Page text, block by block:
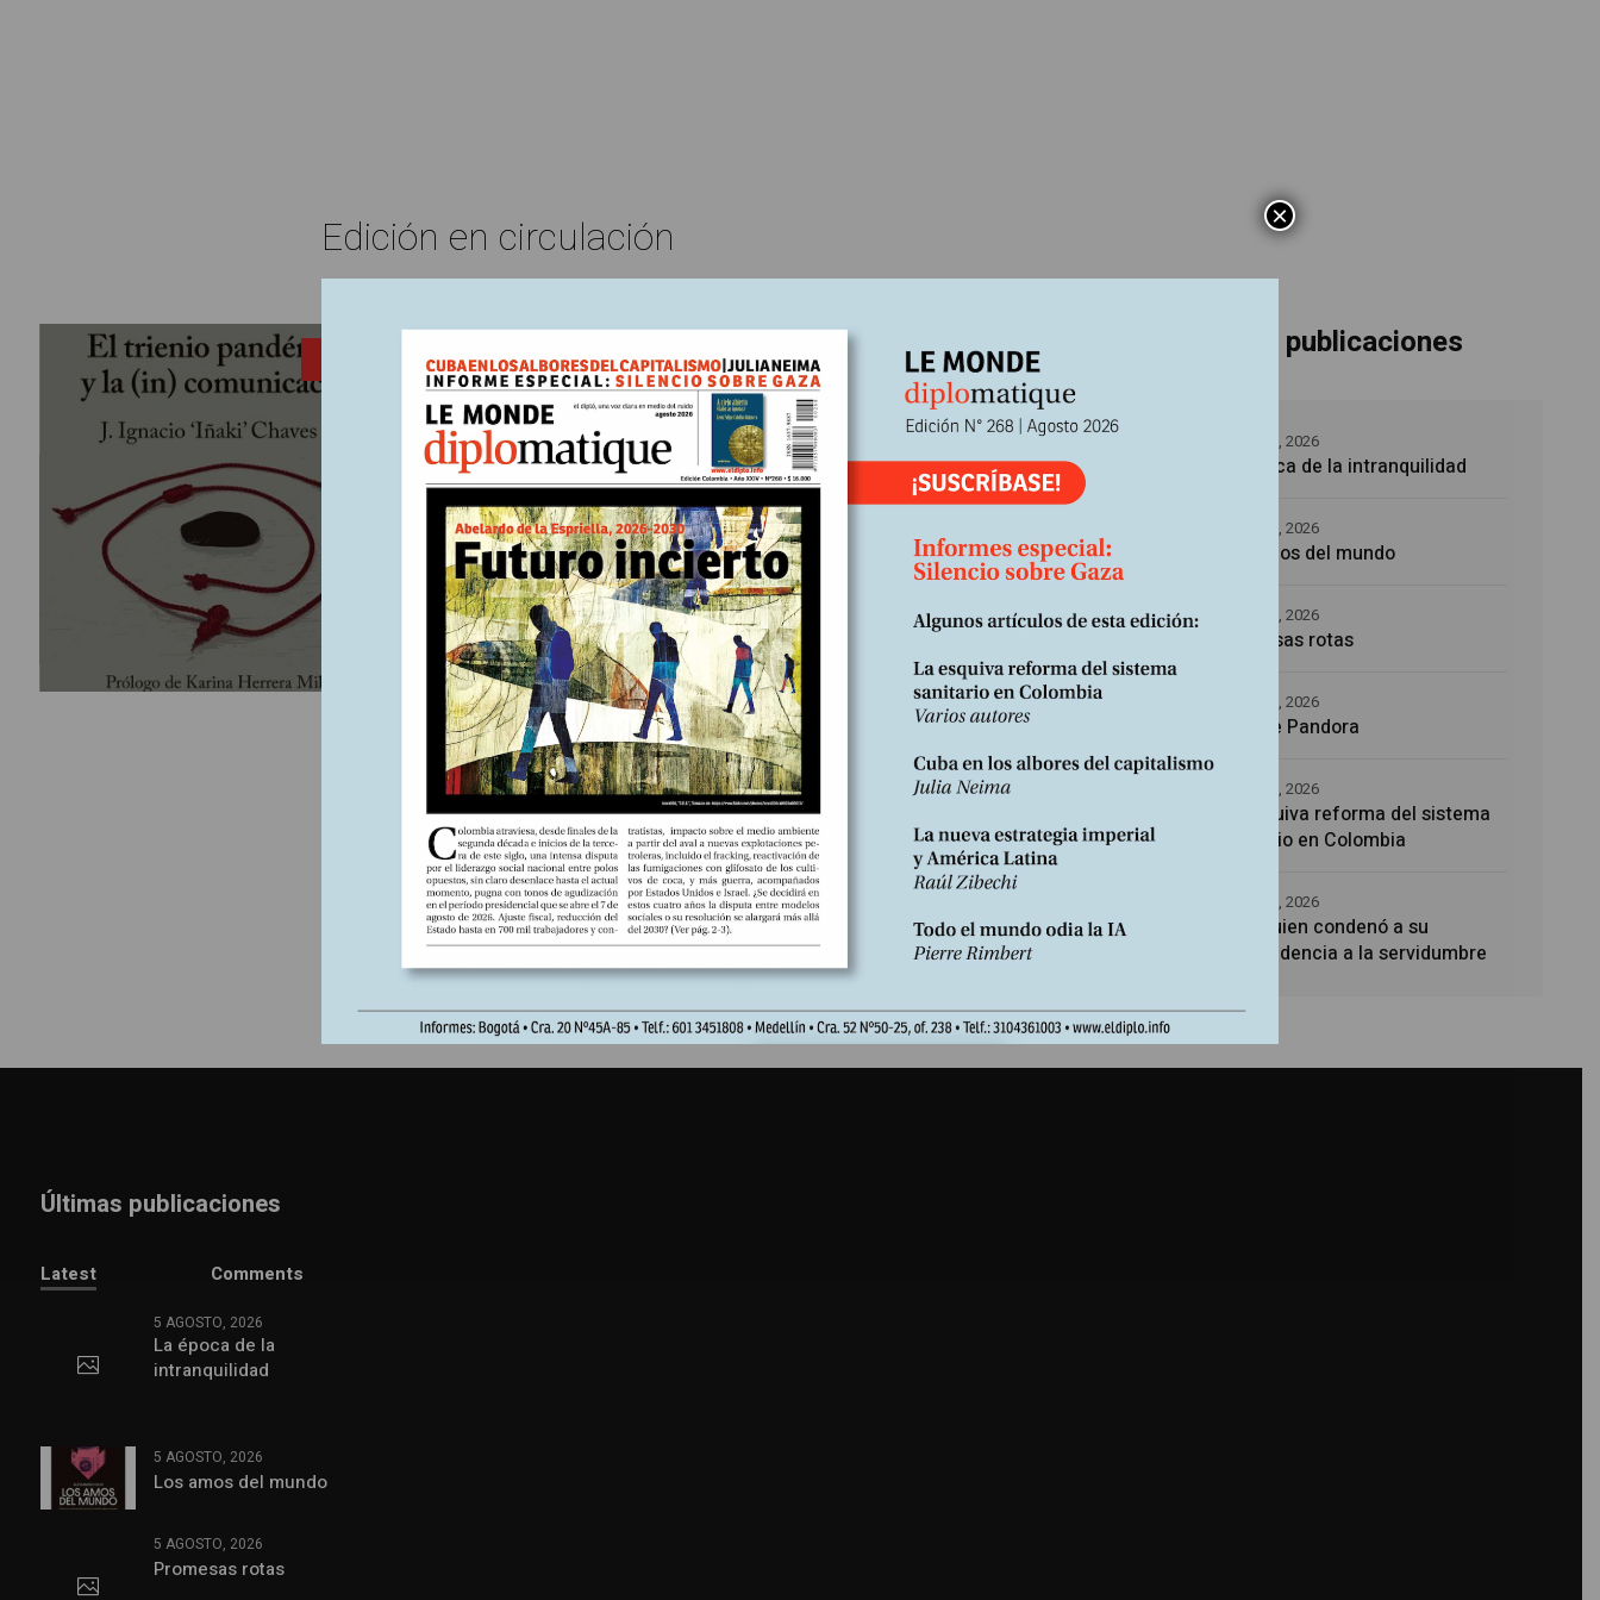
3 noviembre, 2023 Escrito por: Ignacio 'Iñaki' Chaves En Libros reseñados
El trienio pandémico y la (in) comunicación
Un manifiesto para la memoria desde el observatorio en el que navega el timonel de
pateras al Sur Todos lo quisimos olvidar, todos menos él. Iñaki Chaves aborda las
inexpugnables memorias personales de esas vivencias en los tiempos de la
cuarentena por la covid-19 que se guardaron en los rincones más inhóspitos de
nuestro cerebro,...
Últimas publicaciones
La época de la intranquilidad
5 agosto, 2026
Los amos del mundo
5 agosto, 2026
Promesas rotas
5 agosto, 2026
Caja de Pandora
4 agosto, 2026
La esquiva reforma del sistema
sanitario en Colombia
4 agosto, 2026
Noé, quien condenó a su
descendencia a la servidumbre
4 agosto, 2026
Últimas publicaciones
Latest Comments
5 AGOSTO, 2026
La época de la
intranquilidad
5 AGOSTO, 2026
Los amos del mundo
5 AGOSTO, 2026
Promesas rotas
Edición en circulación ×